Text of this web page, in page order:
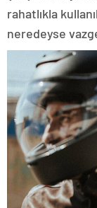
rahatlıkla
neredeyse